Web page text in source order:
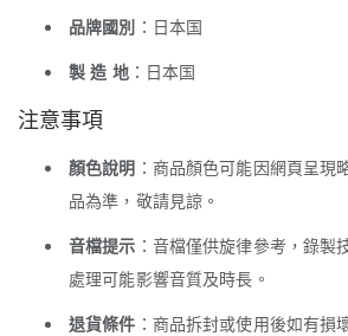
品牌國別 ：日本国
製 造 地：日本国
注意事項
顏色說明 ：商品顏色可能因網頁呈現
品為準，敬請見諒。
音檔提示 ：音檔僅供旋律參考，錄製
處理可能影響音質及時長。
退貨條件 ：商品拆封或使用後如有損